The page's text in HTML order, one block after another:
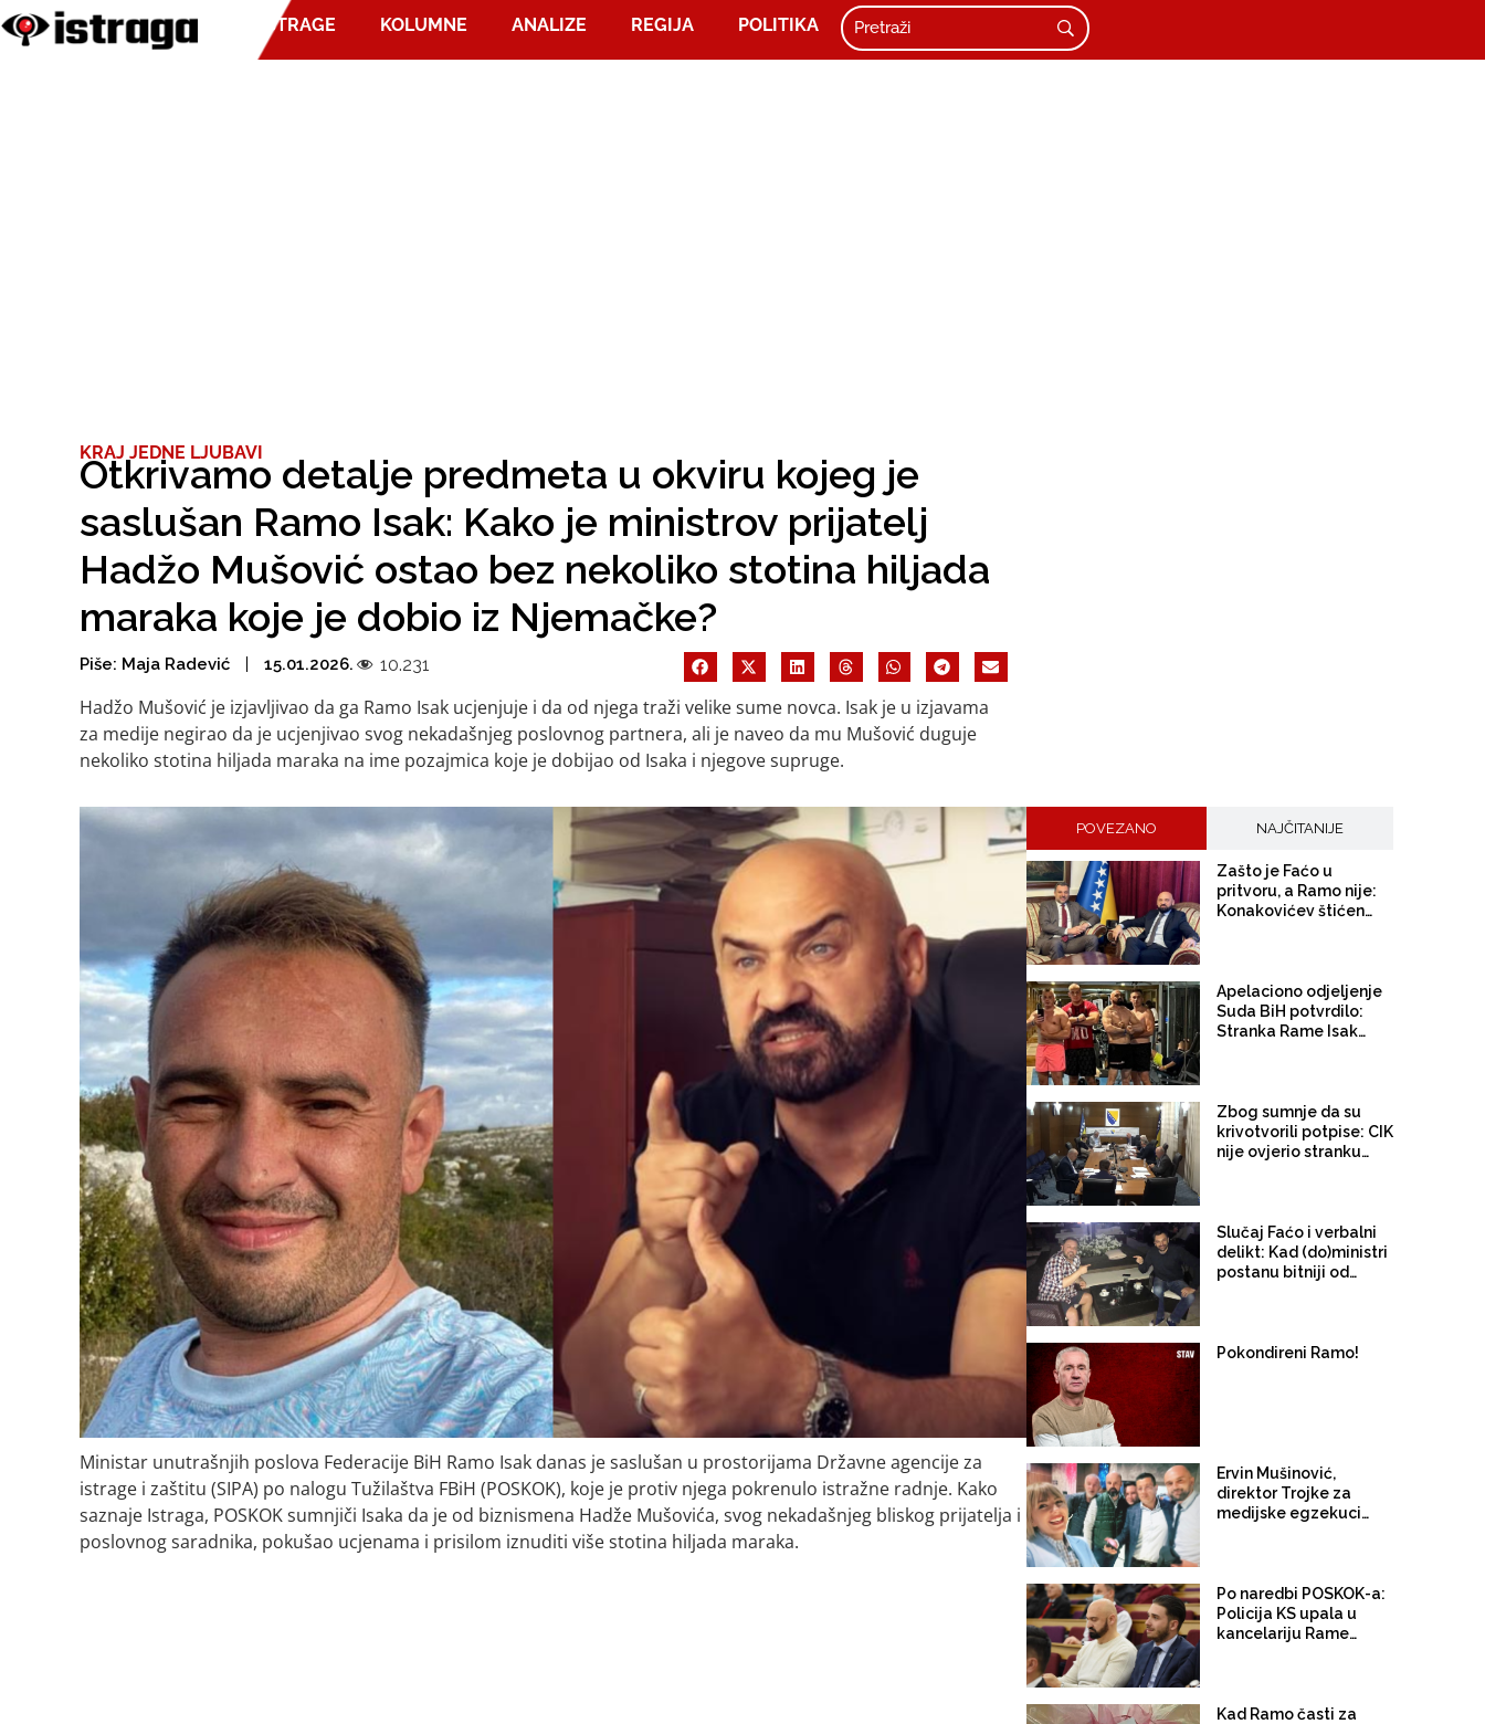
ISTRAGE KOLUMNE ANALIZE REGIJA POLITIKA
KRAJ JEDNE LJUBAVI
Otkrivamo detalje predmeta u okviru kojeg je
saslušan Ramo Isak: Kako je ministrov prijatelj
Hadžo Mušović ostao bez nekoliko stotina hiljada
maraka koje je dobio iz Njemačke?
Piše: Maja Radević 15.01.2026. 10.231
Hadžo Mušović je izjavljivao da ga Ramo Isak ucjenjuje i da od njega traži velike sume novca. Isak je u izjavama
za medije negirao da je ucjenjivao svog nekadašnjeg poslovnog partnera, ali je naveo da mu Mušović duguje
nekoliko stotina hiljada maraka na ime pozajmica koje je dobijao od Isaka i njegove supruge.
Ministar unutrašnjih poslova Federacije BiH Ramo Isak danas je saslušan u prostorijama Državne agencije za
istrage i zaštitu (SIPA) po nalogu Tužilaštva FBiH (POSKOK), koje je protiv njega pokrenulo istražne radnje. Kako
saznaje Istraga, POSKOK sumnjiči Isaka da je od biznismena Hadže Mušovića, svog nekadašnjeg bliskog prijatelja i
poslovnog saradnika, pokušao ucjenama i prisilom iznuditi više stotina hiljada maraka.
POVEZANO NAJČITANIJE
Zašto je Faćo u
pritvoru, a Ramo nije:
Konakovićev štićenik
biti istrage?
Apelaciono odjeljenje
Suda BiH potvrdilo:
Stranka Rame Isaka ne
Zbog sumnje da su
krivotvorili potpise: CIK
nije ovjerio stranku
Slučaj Faćo i verbalni
delikt: Kad (do)ministri
postanu bitniji od
Pokondireni Ramo!
Ervin Mušinović,
direktor Trojke za
medijske egzekucije:
Po naredbi POSKOK-a:
Policija KS upala u
kancelariju Rame
Kad Ramo časti za